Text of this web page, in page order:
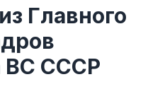
Главного
ВС СССР